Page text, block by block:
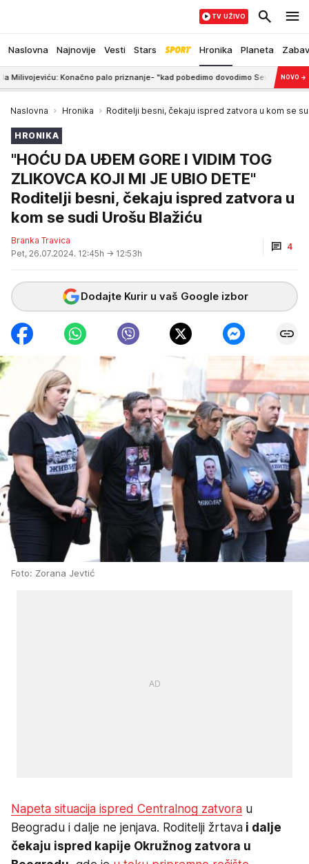
Naslovna Najnovije Vesti Stars Hronika Planeta
TV UŽIVO
Konačno palo priznanje- "kad pobedimo dovodimo Severinu i Tompsona"
NOVO →
Naslovna Hronika Roditelji besni, čekaju ispred zatvora u kom se
HRONIKA
"HOĆU DA UĐEM GORE I VIDIM TOG
ZLIKOVCA KOJI MI JE UBIO DETE"
Roditelji besni, čekaju ispred zatvora u
kom se sudi Urošu Blažiću
Branka Travica
Pet, 26.07.2024. 12:45h → 12:53h
4
Dodajte Kurir u vaš Google izbor
Foto: Zorana Jevtić
Napeta situacija ispred Centralnog zatvora u
Beogradu i dalje ne jenjava. Roditelji žrtava i dalje
čekaju ispred kapije Okružnog zatvora u